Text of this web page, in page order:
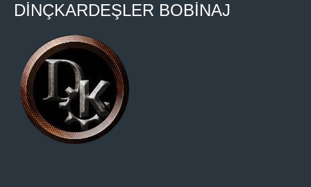
DİNÇKARDEŞLER BOBİNAJ